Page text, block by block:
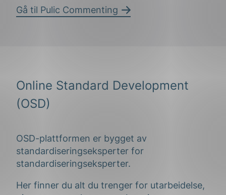
Gå til Pulic Commenting
Online Standard Development
(OSD)
OSD-plattformen er bygget av
standardiseringseksperter for
standardiseringseksperter.
Her finner du alt du trenger for utarbeidelse,